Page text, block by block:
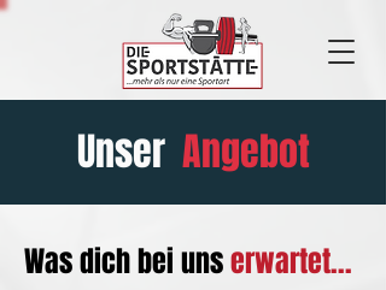
Unser Angebot
Was dich bei unserwartet...